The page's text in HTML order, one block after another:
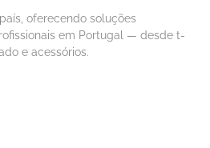
oferecendo soluções
em Portugal — desde t-
e acessórios.